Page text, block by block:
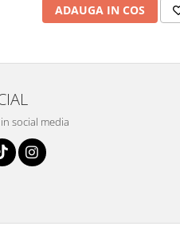
ADAUGA IN COS
social media